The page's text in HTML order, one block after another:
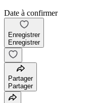
Date à confirmer
Enregistrer
Enregistrer
Partager
Partager